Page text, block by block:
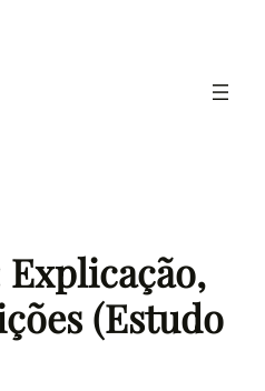
Explicação,
(Estudo